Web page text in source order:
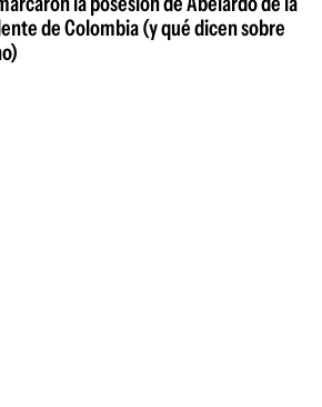
de Colombia (y qué dicen sobre